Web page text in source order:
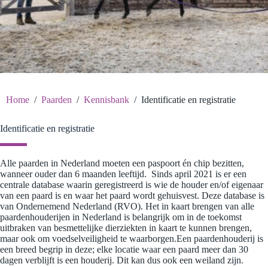
Home / Paarden / Kennisbank / Identificatie en registratie
Identificatie en registratie
Alle paarden in Nederland moeten een paspoort én chip bezitten,
wanneer ouder dan 6 maanden leeftijd. Sinds april 2021 is er een
centrale database waarin geregistreerd is wie de houder en/of eigenaar
van een paard is en waar het paard wordt gehuisvest. Deze database is
van Ondernemend Nederland (RVO). Het in kaart brengen van alle
paardenhouderijen in Nederland is belangrijk om in de toekomst
uitbraken van besmettelijke dierziekten in kaart te kunnen brengen,
maar ook om voedselveiligheid te waarborgen.Een paardenhouderij is
een breed begrip in deze; elke locatie waar een paard meer dan 30
dagen verblijft is een houderij. Dit kan dus ook een weiland zijn.